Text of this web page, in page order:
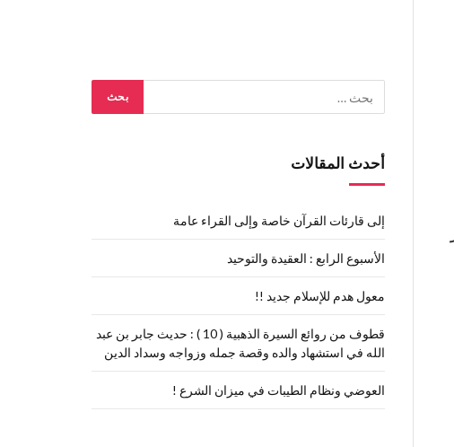
أحدث المقالات
إلى قارئات القرآن خاصة وإلى القراء عامة
الأسبوع الرابع : العقيدة والتوحيد
معول هدم للإسلام جديد !!
قطوف من روائع السيرة الذهبية ( 10 ) : حديث جابر بن عبد
الله في استشهاد والده وقصة جمله وزواجه وسداد الدين
العوضي ونظام الطيبات في ميزان الشرع !